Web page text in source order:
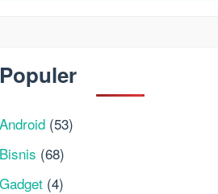
Populer
Android (53)
Bisnis (68)
Gadget (4)